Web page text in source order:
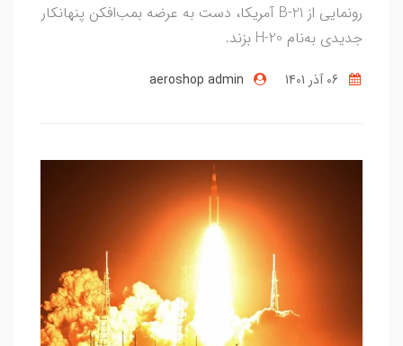
رونمایی از B-21 آمریکا، دست به عرضه بمب‌افکن پنهانکار
جدیدی به‌نام H-20 بزند.
aeroshop admin